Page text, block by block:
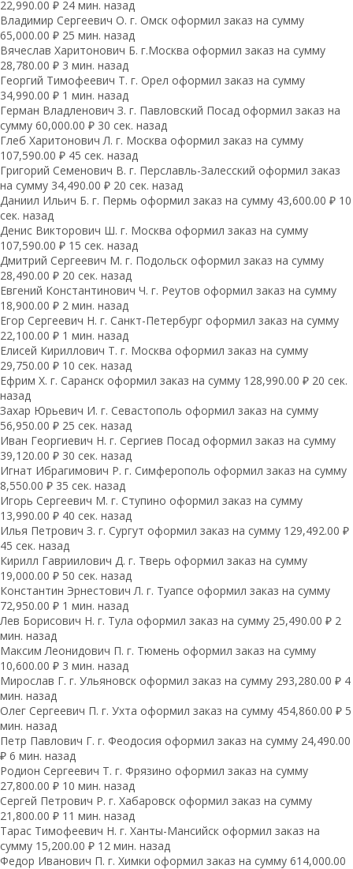
22,990.00 ₽ 24 мин. назад
Владимир Сергеевич О. г. Омск оформил заказ на сумму
65,000.00 ₽ 25 мин. назад
Вячеслав Харитонович Б. г.Москва оформил заказ на сумму
28,780.00 ₽ 3 мин. назад
Георгий Тимофеевич Т. г. Орел оформил заказ на сумму
34,990.00 ₽ 1 мин. назад
Герман Владленович З. г. Павловский Посад оформил заказ на
сумму 60,000.00 ₽ 30 сек. назад
Глеб Харитонович Л. г. Москва оформил заказ на сумму
107,590.00 ₽ 45 сек. назад
Григорий Семенович В. г. Перславль-Залесский оформил заказ
на сумму 34,490.00 ₽ 20 сек. назад
Даниил Ильич Б. г. Пермь оформил заказ на сумму 43,600.00 ₽ 10
сек. назад
Денис Викторович Ш. г. Москва оформил заказ на сумму
107,590.00 ₽ 15 сек. назад
Дмитрий Сергеевич М. г. Подольск оформил заказ на сумму
28,490.00 ₽ 20 сек. назад
Евгений Константинович Ч. г. Реутов оформил заказ на сумму
18,900.00 ₽ 2 мин. назад
Егор Сергеевич Н. г. Санкт-Петербург оформил заказ на сумму
22,100.00 ₽ 1 мин. назад
Елисей Кириллович Т. г. Москва оформил заказ на сумму
29,750.00 ₽ 10 сек. назад
Ефрим Х. г. Саранск оформил заказ на сумму 128,990.00 ₽ 20 сек.
назад
Захар Юрьевич И. г. Севастополь оформил заказ на сумму
56,950.00 ₽ 25 сек. назад
Иван Георгиевич Н. г. Сергиев Посад оформил заказ на сумму
39,120.00 ₽ 30 сек. назад
Игнат Ибрагимович Р. г. Симферополь оформил заказ на сумму
8,550.00 ₽ 35 сек. назад
Игорь Сергеевич М. г. Ступино оформил заказ на сумму
13,990.00 ₽ 40 сек. назад
Илья Петрович З. г. Сургут оформил заказ на сумму 129,492.00 ₽
45 сек. назад
Кирилл Гавриилович Д. г. Тверь оформил заказ на сумму
19,000.00 ₽ 50 сек. назад
Константин Эрнестович Л. г. Туапсе оформил заказ на сумму
72,950.00 ₽ 1 мин. назад
Лев Борисович Н. г. Тула оформил заказ на сумму 25,490.00 ₽ 2
мин. назад
Максим Леонидович П. г. Тюмень оформил заказ на сумму
10,600.00 ₽ 3 мин. назад
Мирослав Г. г. Ульяновск оформил заказ на сумму 293,280.00 ₽ 4
мин. назад
Олег Сергеевич П. г. Ухта оформил заказ на сумму 454,860.00 ₽ 5
мин. назад
Петр Павлович Г. г. Феодосия оформил заказ на сумму 24,490.00
₽ 6 мин. назад
Родион Сергеевич Т. г. Фрязино оформил заказ на сумму
27,800.00 ₽ 10 мин. назад
Сергей Петрович Р. г. Хабаровск оформил заказ на сумму
21,800.00 ₽ 11 мин. назад
Тарас Тимофеевич Н. г. Ханты-Мансийск оформил заказ на
сумму 15,200.00 ₽ 12 мин. назад
Федор Иванович П. г. Химки оформил заказ на сумму 614,000.00